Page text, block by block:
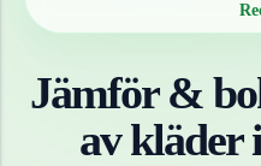
Jämför &
avkläder